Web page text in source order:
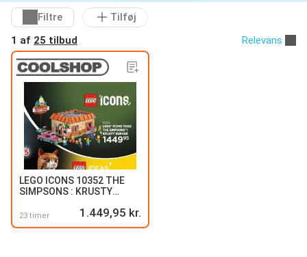
Filtre
Tilføj
1 af 25 tilbud Relevans
LEGO ICONS 10352 THE
SIMPSONS : KRUSTY
23 timer 1.449,95 kr.